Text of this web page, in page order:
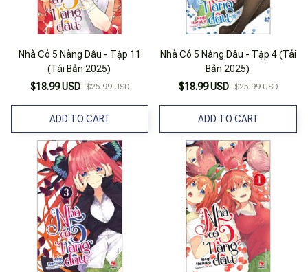
Nhà Có 5 Nàng Dâu - Tập 11
(Tái Bản 2025)
$18.99 USD $25.99 USD
ADD TO CART
Nhà Có 5 Nàng Dâu - Tập 4 (Tái
Bản 2025)
$18.99 USD $25.99 USD
ADD TO CART